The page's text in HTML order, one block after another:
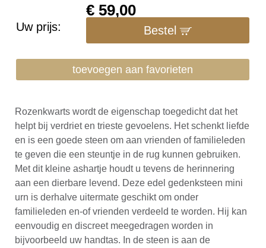
Uw prijs:
€ 59,00
Bestel
toevoegen aan favorieten
Rozenkwarts wordt de eigenschap toegedicht dat het
helpt bij verdriet en trieste gevoelens. Het schenkt liefde
en is een goede steen om aan vrienden of familieleden
te geven die een steuntje in de rug kunnen gebruiken.
Met dit kleine ashartje houdt u tevens de herinnering
aan een dierbare levend. Deze edel gedenksteen mini
urn is derhalve uitermate geschikt om onder
familieleden en-of vrienden verdeeld te worden. Hij kan
eenvoudig en discreet meegedragen worden in
bijvoorbeeld uw handtas. In de steen is aan de